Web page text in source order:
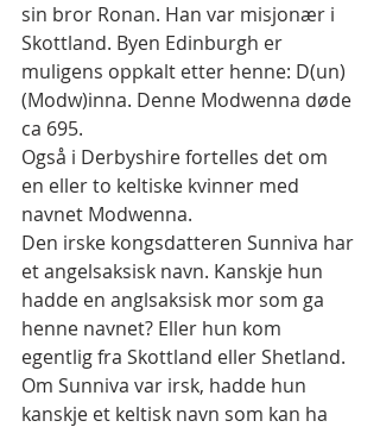
sin bror Ronan. Han var misjonær i
Skottland. Byen Edinburgh er
muligens oppkalt etter henne: D(un)
(Modw)inna. Denne Modwenna døde
ca 695.
Også i Derbyshire fortelles det om
en eller to keltiske kvinner med
navnet Modwenna.
Den irske kongsdatteren Sunniva har
et angelsaksisk navn. Kanskje hun
hadde en anglsaksisk mor som ga
henne navnet? Eller hun kom
egentlig fra Skottland eller Shetland.
Om Sunniva var irsk, hadde hun
kanskje et keltisk navn som kan ha